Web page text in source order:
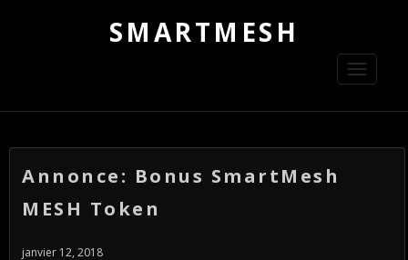
SMARTMESH
Toggle
Annonce: Bonus SmartMesh
MESH Token
janvier 12, 2018